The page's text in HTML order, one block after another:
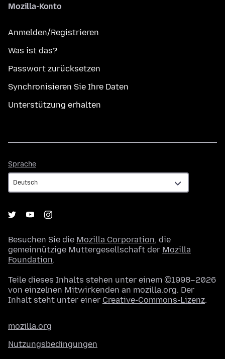
Mozilla-Konto
Anmelden/Registrieren
Was ist das?
Passwort zurücksetzen
Synchronisieren Sie Ihre Daten
Unterstützung erhalten
Sprache
Besuchen Sie die Mozilla Corporation, die
gemeinnützige Muttergesellschaft der Mozilla
Foundation.
Teile dieses Inhalts stehen unter einem ©1998–2026
von einzelnen Mitwirkenden an mozilla.org. Der
Inhalt steht unter einer Creative-Commons-Lizenz.
mozilla.org
Nutzungsbedingungen